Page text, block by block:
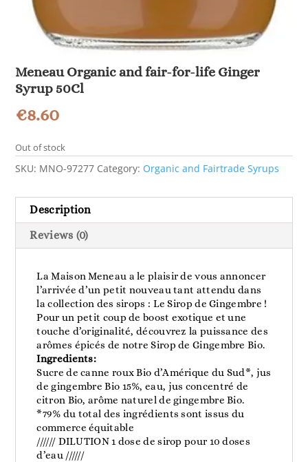
Meneau Organic and fair-for-life Ginger
Syrup 50Cl
€8.60
Out of stock
SKU: MNO-97277 Category: Organic and Fairtrade Syrups
Description
Reviews (0)
La Maison Meneau a le plaisir de vous annoncer
l’arrivée d’un petit nouveau tant attendu dans
la collection des sirops : Le Sirop de Gingembre !
Pour un petit coup de boost exotique et une
touche d’originalité, découvrez la puissance des
arômes épicés de notre Sirop de Gingembre Bio.
Ingredients:
Sucre de canne roux Bio d’Amérique du Sud*, jus
de gingembre Bio 15%, eau, jus concentré de
citron Bio, arôme naturel de gingembre Bio.
*79% du total des ingrédients sont issus du
commerce équitable
////// DILUTION 1 dose de sirop pour 10 doses
d’eau //////